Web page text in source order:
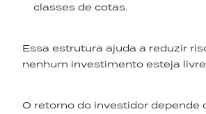
classes de cotas.
Essa estrutura ajuda a reduzir
nenhum investimento esteja
O retorno do investidor depende